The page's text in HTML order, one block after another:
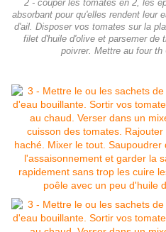
2 - couper les tomates en 2, les
absorbant pour qu'elles rendent leur
d'ail. Disposer vos tomates sur la
filet d'huile d'olive et parsemer de
poivrer. Mettre au four th